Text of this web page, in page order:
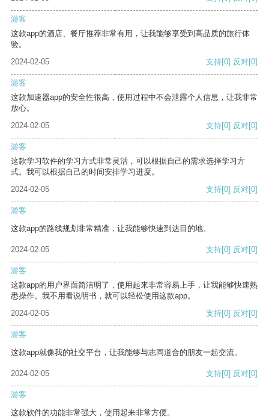
游客
这款app的酒店、餐厅推荐非常有用，让我能够享受到高品质的旅行体
验。
2024-02-05
支持[0] 反对[0]
游客
这款加速器app的安全性很高，使用过程中不会泄露个人信息，让我非常
放心。
2024-02-05
支持[0] 反对[0]
游客
这款学习软件的学习方式非常灵活，可以根据自己的需求选择学习方
式。我可以根据自己的时间安排学习进度。
2024-02-05
支持[0] 反对[0]
游客
这款app的路线规划非常精准，让我能够快速到达目的地。
2024-02-05 支持[0] 反对[0]
游客
这款app的用户界面简洁明了，使用起来非常容易上手，让我能够快速熟
悉操作。我不用看说明书，就可以轻松使用这款app。
2024-02-05
支持[0] 反对[0]
游客
这款app就像我的社交平台，让我能够与志同道合的朋友一起交流。
2024-02-05 支持[0] 反对[0]
游客
这款软件的功能非常强大，使用起来非常方便。